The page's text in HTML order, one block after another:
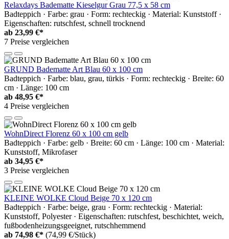
Relaxdays Badematte Kieselgur Grau 77,5 x 58 cm
Badteppich · Farbe: grau · Form: rechteckig · Material: Kunststoff ·
Eigenschaften: rutschfest, schnell trocknend
ab 23,99 €*
7 Preise vergleichen
GRUND Badematte Art Blau 60 x 100 cm
Badteppich · Farbe: blau, grau, türkis · Form: rechteckig · Breite: 60
cm · Länge: 100 cm
ab 48,95 €*
4 Preise vergleichen
WohnDirect Florenz 60 x 100 cm gelb
Badteppich · Farbe: gelb · Breite: 60 cm · Länge: 100 cm · Material:
Kunststoff, Mikrofaser
ab 34,95 €*
3 Preise vergleichen
KLEINE WOLKE Cloud Beige 70 x 120 cm
Badteppich · Farbe: beige, grau · Form: rechteckig · Material:
Kunststoff, Polyester · Eigenschaften: rutschfest, beschichtet, weich,
fußbodenheizungsgeeignet, rutschhemmend
ab 74,98 €* (74,99 €/Stück)